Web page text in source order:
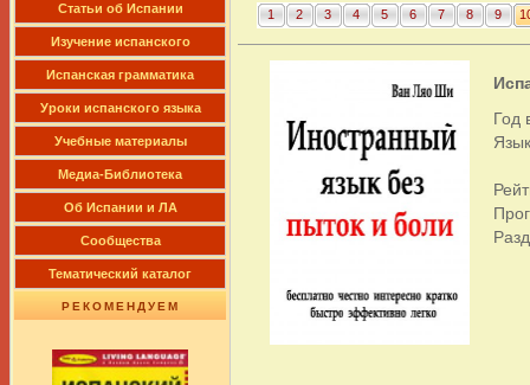
Cтатьи об Испании
Изучение испанского
Испанская грамматика
Уроки испанского языка
Учебные материалы
Медиа-Библиотека
Об Испании и ЛА
Сообщества
Тематический каталог
РЕКОМЕНДУЕМ
1 2 3 4 5 6 7 8 9
Год